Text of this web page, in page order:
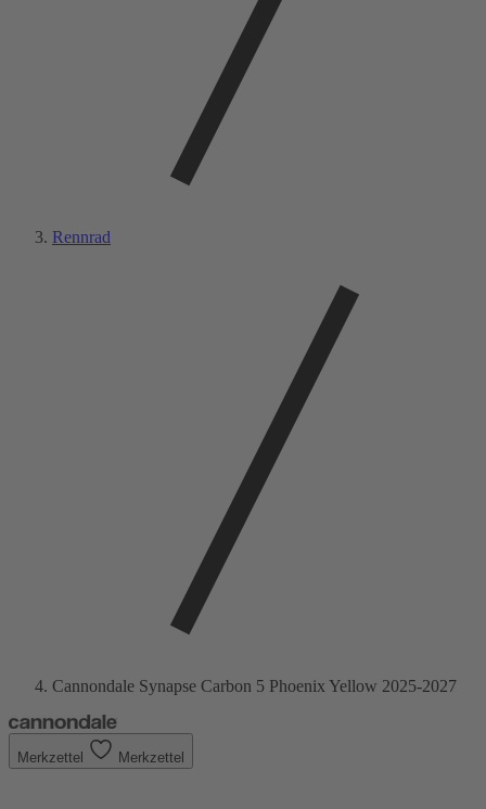
Rennrad
Cannondale Synapse Carbon 5 Phoenix Yellow 2025-2027
Merkzettel Merkzettel